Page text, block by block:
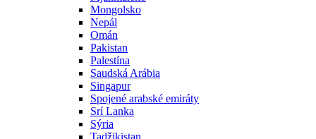
Mongolsko
Nepál
Omán
Pakistan
Palestína
Saudská Arábia
Singapur
Spojené arabské emiráty
Srí Lanka
Sýria
Tadžikistan